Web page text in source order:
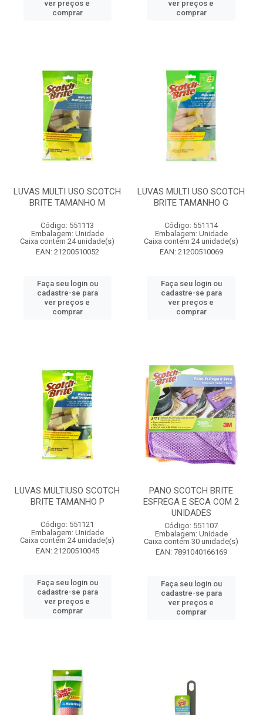
ver preços e
comprar
ver preços e
comprar
LUVAS MULTI USO SCOTCH
BRITE TAMANHO M
Código: 551113
Embalagem: Unidade
Caixa contém 24 unidade(s)
EAN: 21200510052
Faça seu login ou
cadastre-se para
ver preços e
comprar
LUVAS MULTI USO SCOTCH
BRITE TAMANHO G
Código: 551114
Embalagem: Unidade
Caixa contém 24 unidade(s)
EAN: 21200510069
Faça seu login ou
cadastre-se para
ver preços e
comprar
LUVAS MULTIUSO SCOTCH
BRITE TAMANHO P
Código: 551121
Embalagem: Unidade
Caixa contém 24 unidade(s)
EAN: 21200510045
Faça seu login ou
cadastre-se para
ver preços e
comprar
PANO SCOTCH BRITE
ESFREGA E SECA COM 2
UNIDADES
Código: 551107
Embalagem: Unidade
Caixa contém 30 unidade(s)
EAN: 7891040166169
Faça seu login ou
cadastre-se para
ver preços e
comprar